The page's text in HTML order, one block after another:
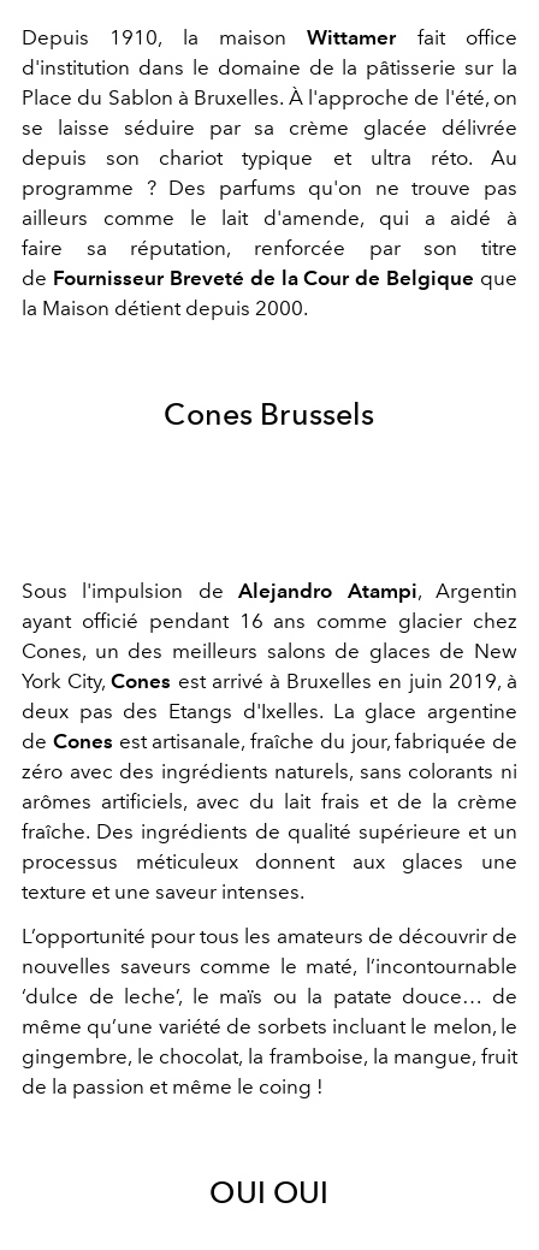
Depuis 1910, la maisonWittamerfait office
d'institution dans le domaine de la pâtisserie sur la
Place du Sablon à Bruxelles. À l'approche de l'été, on
se laisse séduire par sa crème glacée délivrée
depuis son chariot typique et ultra réto. Au
programme ? Des parfums qu'on ne trouve pas
ailleurs comme le lait d'amende, qui a aidé à
faire sa réputation, renforcée par son titre
de Fournisseur Breveté de la Cour de Belgique que
la Maison détient depuis 2000.
Cones Brussels
Sous l'impulsion deAlejandro Atampi, Argentin
ayant officié pendant 16 ans comme glacier chez
Cones, un des meilleurs salons de glaces de New
York City,Cones est arrivé à Bruxelles en juin 2019, à
deux pas des Etangs d'Ixelles. La glace argentine
de Cones est artisanale, fraîche du jour, fabriquée de
zéro avec des ingrédients naturels, sans colorants ni
arômes artificiels, avec du lait frais et de la crème
fraîche. Des ingrédients de qualité supérieure et un
processus méticuleux donnent aux glaces une
texture et une saveur intenses.
L’opportunité pour tous les amateurs de découvrir de
nouvelles saveurs comme le maté, l’incontournable
‘dulce de leche’, le maïs ou la patate douce… de
même qu’une variété de sorbets incluant le melon, le
gingembre, le chocolat, la framboise, la mangue, fruit
de la passion et même le coing !
OUI OUI